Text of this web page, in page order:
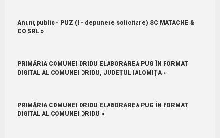
Anunţ public - PUZ (I - depunere solicitare) SC MATACHE &
CO SRL »
PRIMĂRIA COMUNEI DRIDU ELABORAREA PUG ÎN FORMAT
DIGITAL AL COMUNEI DRIDU, JUDEȚUL IALOMIȚA »
PRIMĂRIA COMUNEI DRIDU ELABORAREA PUG ÎN FORMAT
DIGITAL AL COMUNEI DRIDU »